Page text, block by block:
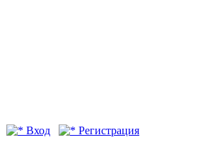
Вход Регистрация